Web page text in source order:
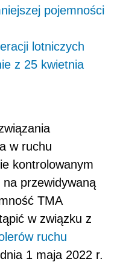
pojemności
lotniczych
z 25 kwietnia
ązania
w ruchu
kontrolowanym
na przewidywaną
ść TMA
ąpić w związku z
ruchu
1 maja 2022 r.